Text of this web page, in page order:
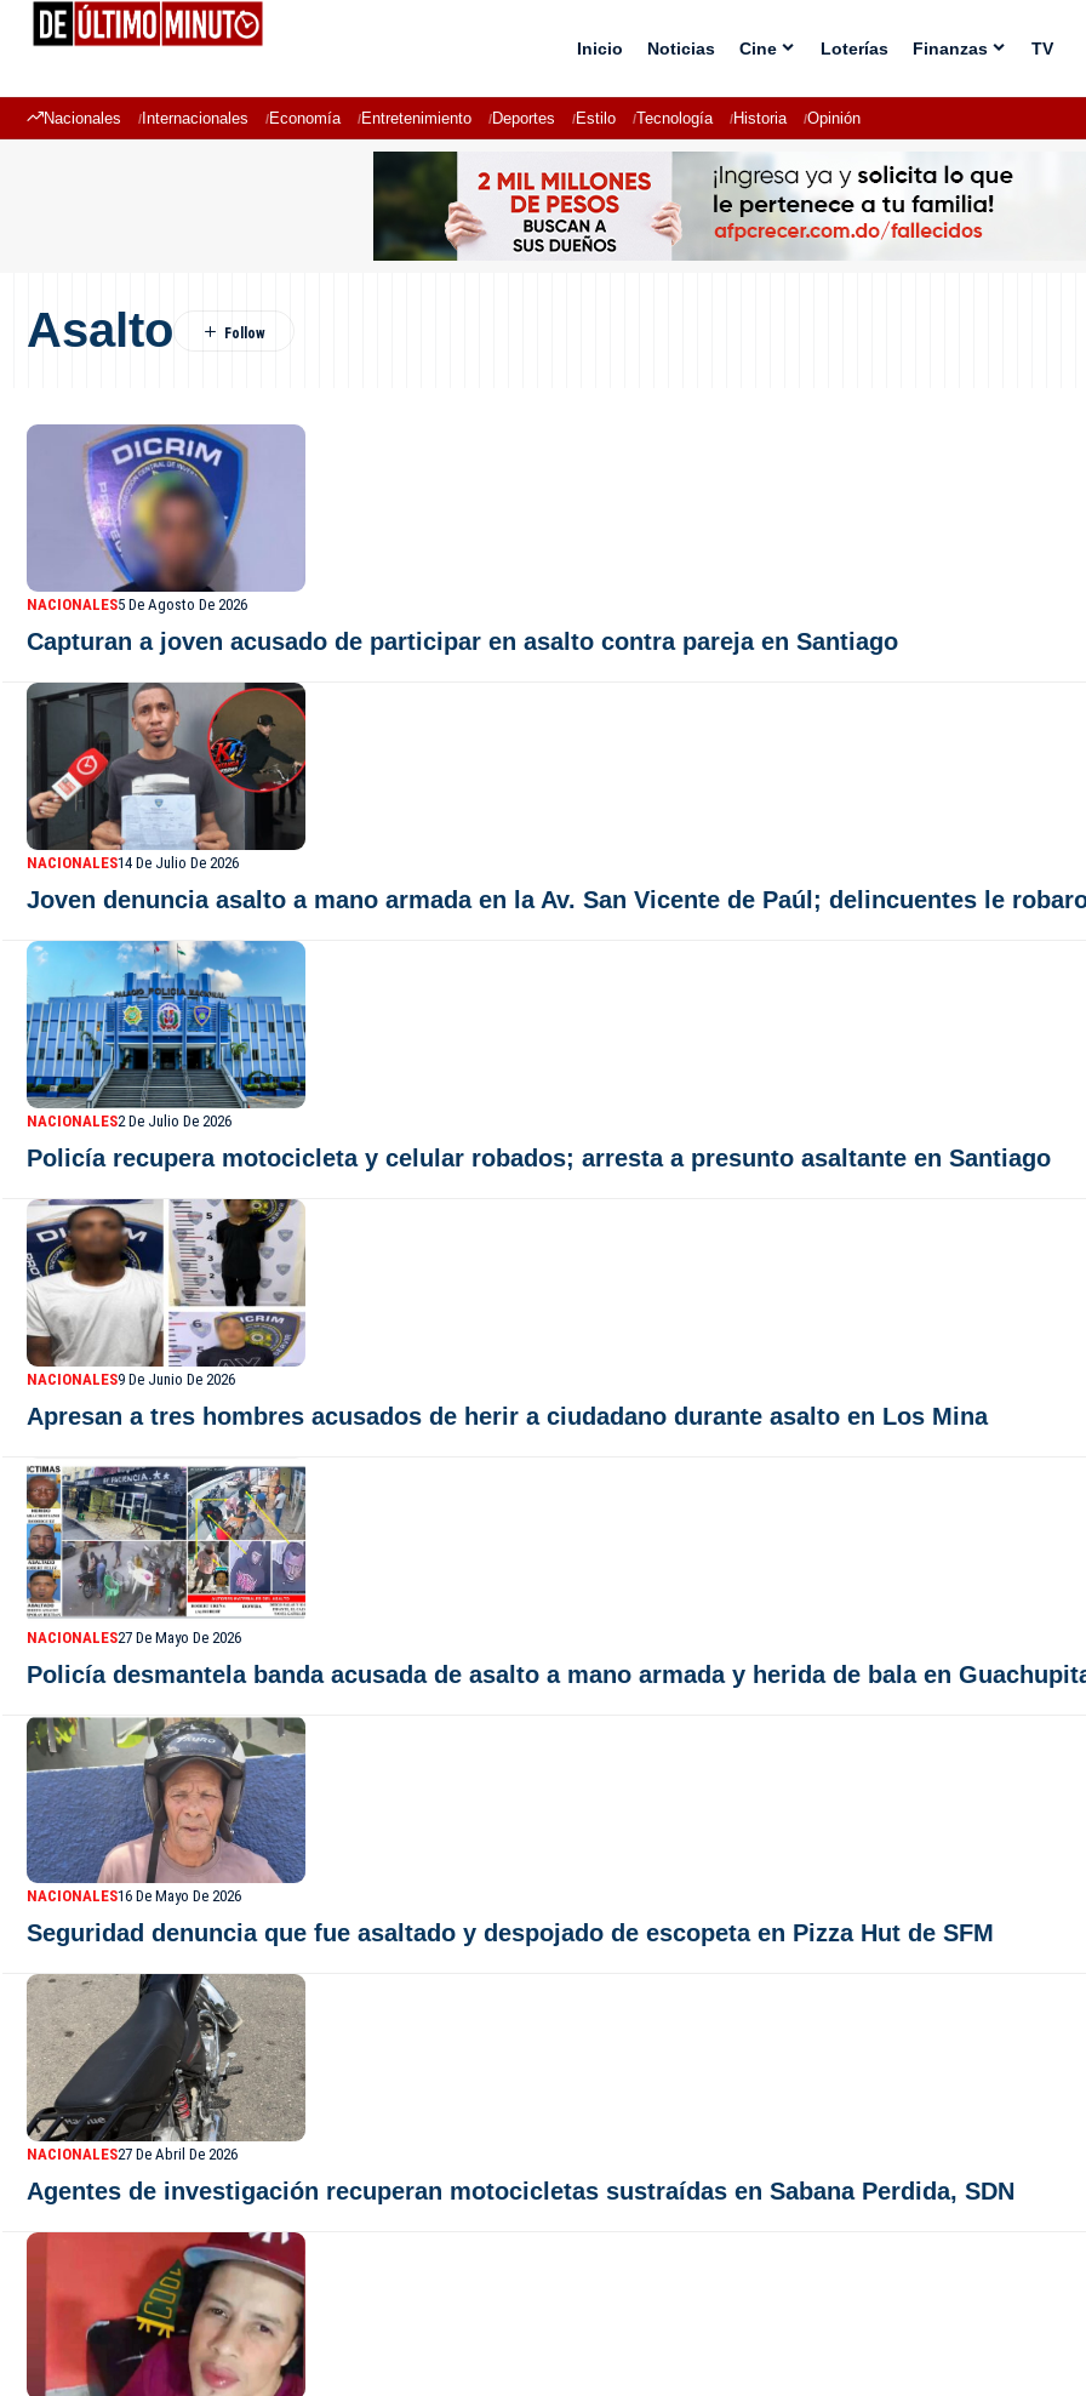
Inicio Noticias Cine Loterías Finanzas TV
Nacionales Internacionales Economía Entretenimiento Deportes Estilo Tecnología Historia Opinión
Asalto
NACIONALES5 De Agosto De 2026
Capturan a joven acusado de participar en asalto contra pareja en Santiago
NACIONALES14 De Julio De 2026
Joven denuncia asalto a mano armada en la Av. San Vicente de Paúl; delincuentes le
NACIONALES2 De Julio De 2026
Policía recupera motocicleta y celular robados; arresta a presunto asaltante en Santiago
NACIONALES9 De Junio De 2026
Apresan a tres hombres acusados de herir a ciudadano durante asalto en Los Mina
NACIONALES27 De Mayo De 2026
Policía desmantela banda acusada de asalto a mano armada y herida de bala en
NACIONALES16 De Mayo De 2026
Seguridad denuncia que fue asaltado y despojado de escopeta en Pizza Hut de SFM
NACIONALES27 De Abril De 2026
Agentes de investigación recuperan motocicletas sustraídas en Sabana Perdida, SDN